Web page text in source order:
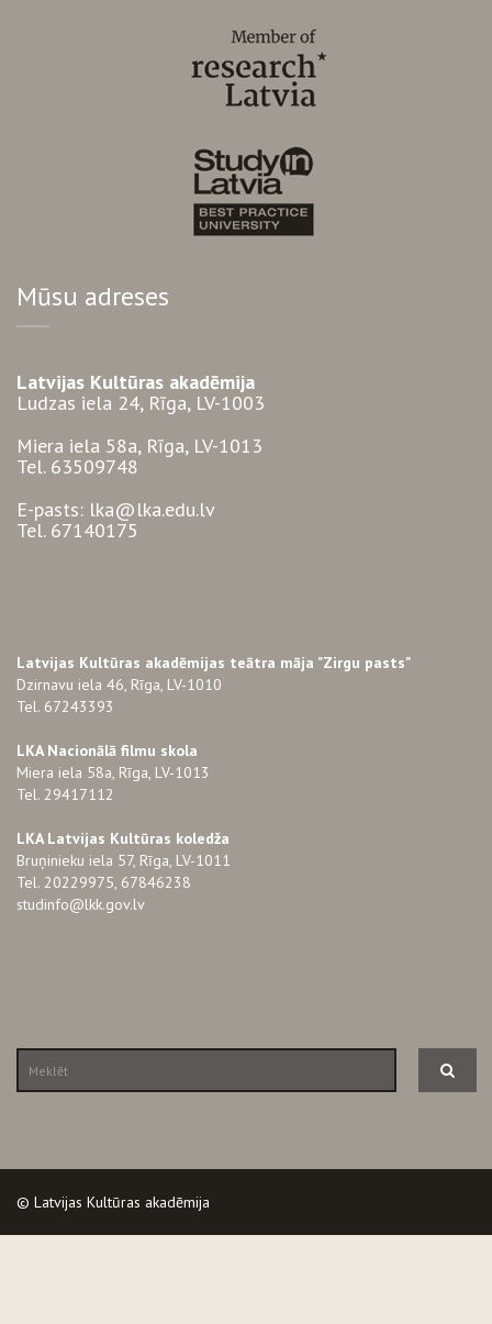
Mūsu adreses
Latvijas Kultūras akadēmija
Ludzas iela 24, Rīga, LV-1003
Miera iela 58a, Rīga, LV-1013
Tel. 63509748
E-pasts: lka@lka.edu.lv
Tel. 67140175
Latvijas Kultūras akadēmijas teātra māja "Zirgu pasts"
Dzirnavu iela 46, Rīga, LV-1010
Tel. 67243393
LKA Nacionālā filmu skola
Miera iela 58a, Rīga, LV-1013
Tel. 29417112
LKA Latvijas Kultūras koledža
Bruņinieku iela 57, Rīga, LV-1011
Tel. 20229975, 67846238
studinfo@lkk.gov.lv
© Latvijas Kultūras akadēmija